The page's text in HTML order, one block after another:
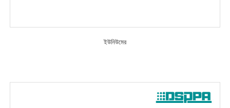
ইউনিউমের